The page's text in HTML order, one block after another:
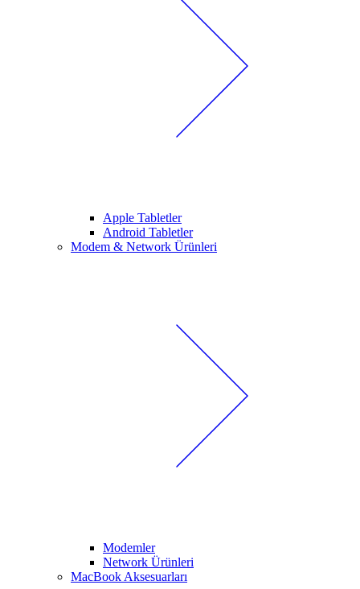
Apple Tabletler
Android Tabletler
Modem & Network Ürünleri
Modemler
Network Ürünleri
MacBook Aksesuarları